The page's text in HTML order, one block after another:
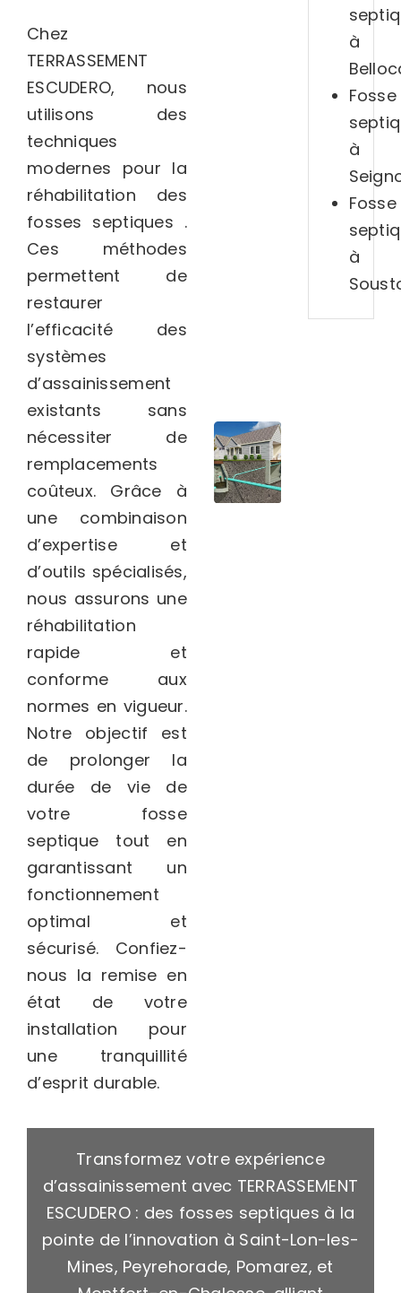
Chez
TERRASSEMENT
ESCUDERO, nous
utilisons des
techniques
modernes pour la
réhabilitation des
fosses septiques .
Ces méthodes
permettent de
restaurer
l’efficacité des
systèmes
d’assainissement
existants sans
nécessiter de
remplacements
coûteux. Grâce à
une combinaison
d’expertise et
d’outils spécialisés,
nous assurons une
réhabilitation
rapide et
conforme aux
normes en vigueur.
Notre objectif est
de prolonger la
durée de vie de
votre fosse
septique tout en
garantissant un
fonctionnement
optimal et
sécurisé. Confiez-
nous la remise en
état de votre
installation pour
une tranquillité
d’esprit durable.
à
Fosse
à
Fosse
à
Transformez votre expérience
d’assainissement avec TERRASSEMENT
ESCUDERO : des fosses septiques à la
pointe de l’innovation à Saint-Lon-les-
Mines, Peyrehorade, Pomarez, et